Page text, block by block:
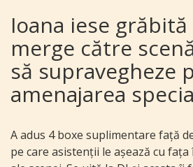
Ioana iese
merge către
să supravegheze
amenajarea
A adus 4 boxe suplimentare față
pe care asistenții le așează cu